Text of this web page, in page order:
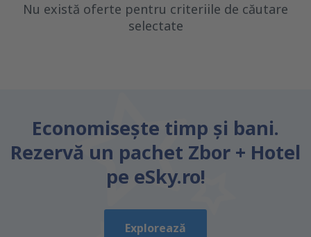
Nu există oferte pentru criteriile de căutare
selectate
Economiseşte timp și bani.
Rezervă un pachet Zbor + Hotel
pe eSky.ro!
Explorează